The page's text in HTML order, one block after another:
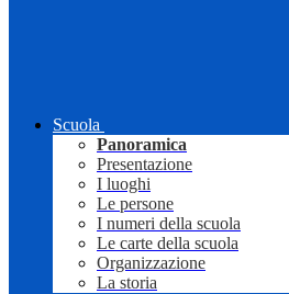
Scuola
Panoramica
Presentazione
I luoghi
Le persone
I numeri della scuola
Le carte della scuola
Organizzazione
La storia